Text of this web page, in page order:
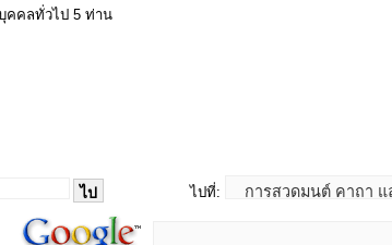
คคลทั่วไป 5 ท่าน
ไปที่: